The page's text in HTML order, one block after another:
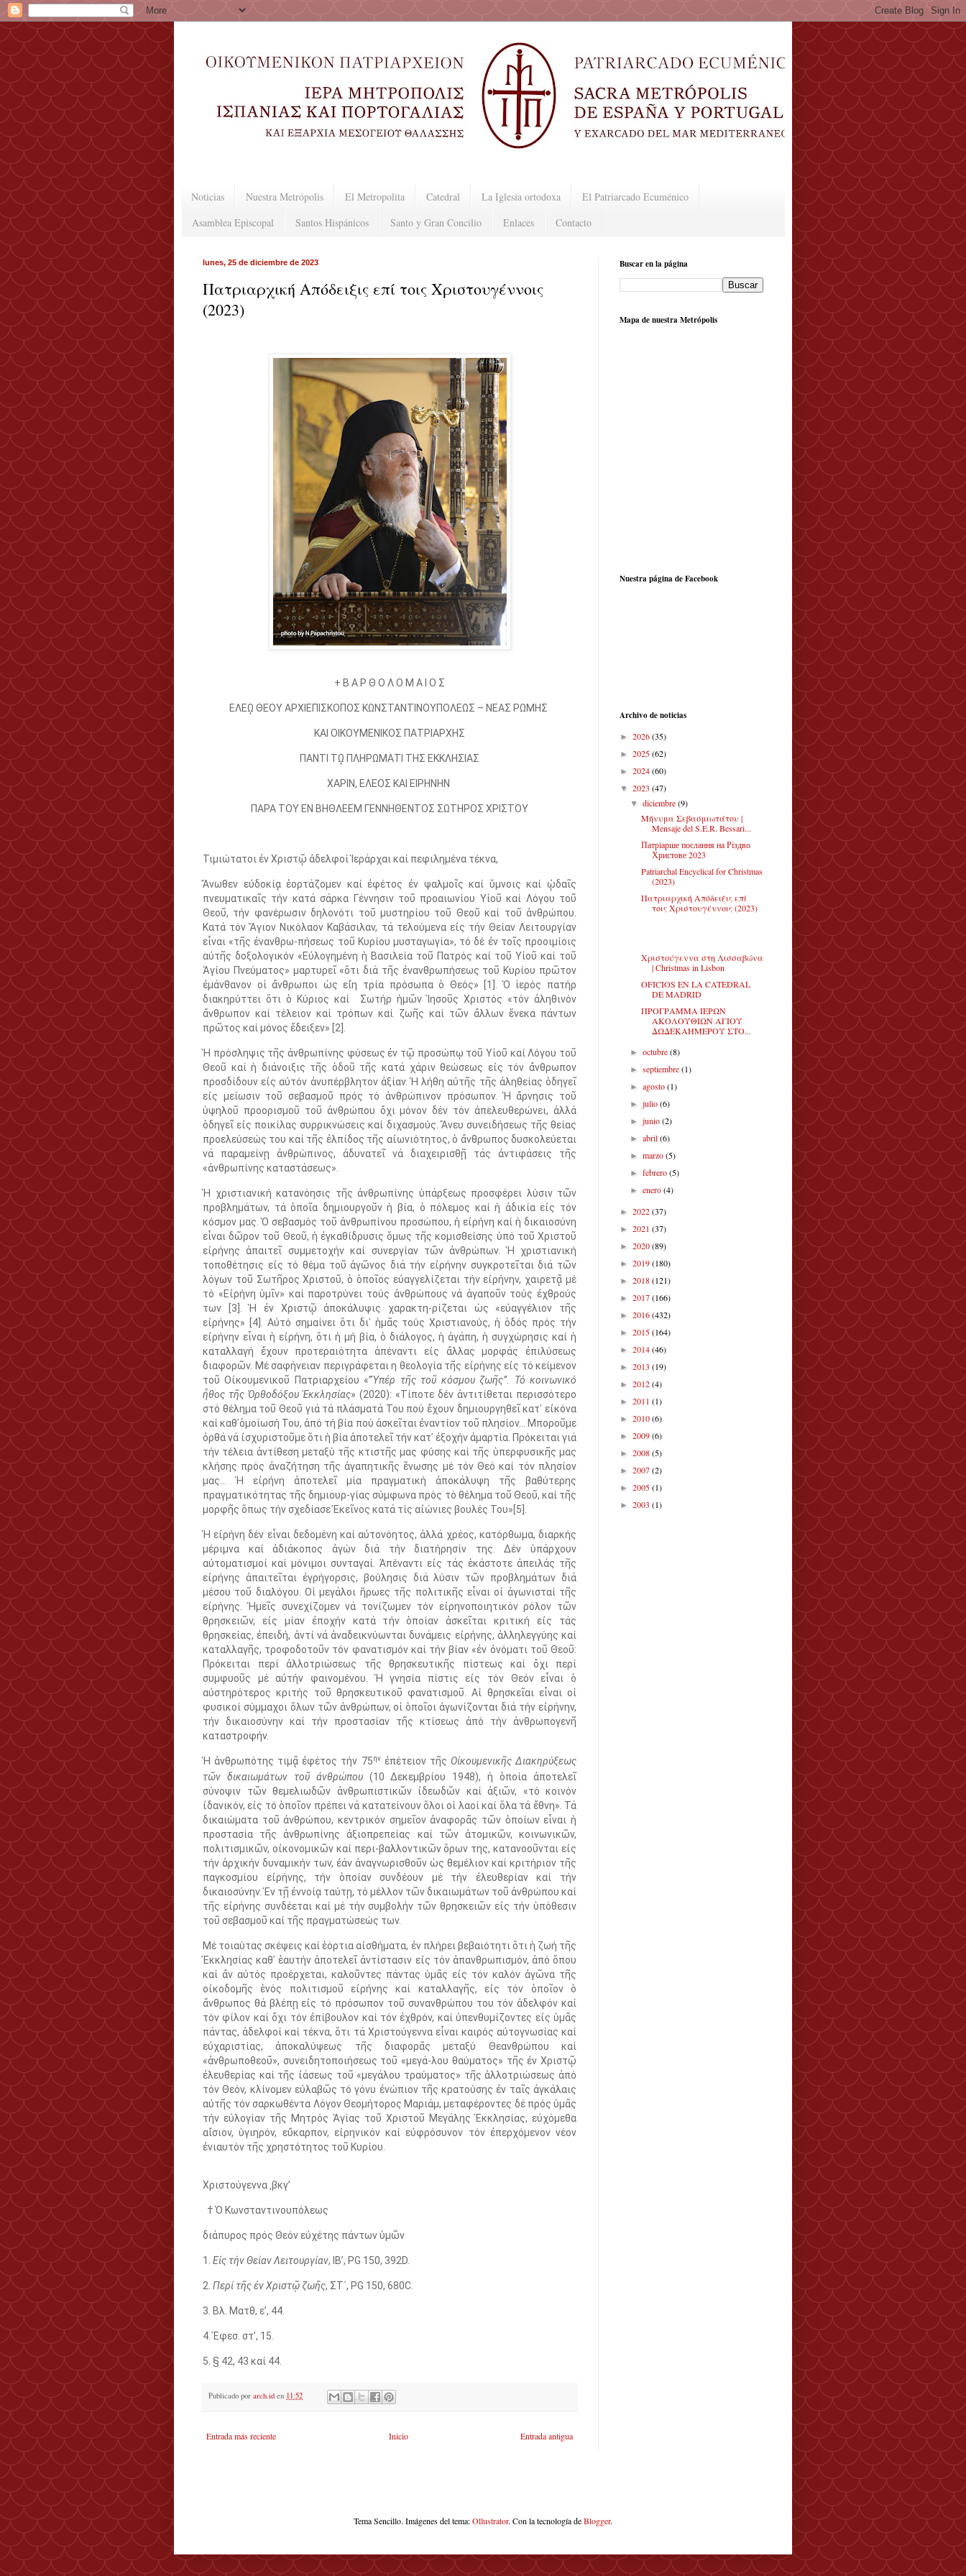
Noticias Nuestra Metrópolis El Metropolita Catedral La Iglesia ortodoxa
El Patriarcado Ecuménico
Asamblea Episcopal
Santos Hispánicos Santo y Gran Concilio Enlaces Contacto
lunes, 25 de diciembre de 2023
Πατριαρχική Απόδειξις επί τοις Χριστουγέννοις
(2023)
+ Β Α Ρ Θ Ο Λ Ο Μ Α Ι Ο Σ
ΕΛΕῼ ΘΕΟΥ ΑΡΧΙΕΠΙΣΚΟΠΟΣ ΚΩΝΣΤΑΝΤΙΝΟΥΠΟΛΕΩΣ – ΝΕΑΣ ΡΩΜΗΣ
ΚΑΙ ΟΙΚΟΥΜΕΝΙΚΟΣ ΠΑΤΡΙΑΡΧΗΣ
ΠΑΝΤΙ Τῼ ΠΛΗΡΩΜΑΤΙ ΤΗΣ ΕΚΚΛΗΣΙΑΣ
ΧΑΡΙΝ, ΕΛΕΟΣ ΚΑΙ ΕΙΡΗΝΗΝ
ΠΑΡΑ ΤΟΥ ΕΝ ΒΗΘΛΕΕΜ ΓΕΝΝΗΘΕΝΤΟΣ ΣΩΤΗΡΟΣ ΧΡΙΣΤΟΥ
Τιμιώτατοι ἐν Χριστῷ ἀδελφοί Ἱεράρχαι καί πεφιλημένα τέκνα,
Ἄνωθεν εὐδοκίᾳ ἑορτάζομεν καί ἐφέτος ἐν ψαλμοῖς καί ὕμνοις καί ᾠδαῖς
πνευματικαῖς τήν κατά σάρκα Γέννησιν τοῦ προαιωνίου Υἱοῦ καί Λόγου τοῦ
Θεοῦ, τήν φανέρωσιν δηλονότι τοῦ μυστηρίου τοῦ Θεοῦ καί τοῦ ἀνθρώπου.
Κατά τόν Ἅγιον Νικόλαον Καβάσιλαν, τά τελούμενα εἰς τήν Θείαν Λειτουργίαν
εἶναι «τῆς ἐνανθρω-πήσεως τοῦ Κυρίου μυσταγωγία», τό δέ ἐν τοῖς προοιμίοις
αὐτῆς δοξολογικόν «Εὐλογημένη ἡ Βασιλεία τοῦ Πατρός καί τοῦ Υἱοῦ καί τοῦ
Ἁγίου Πνεύματος» μαρτυρεῖ «ὅτι διά τῆς ἐνανθρωπήσεως τοῦ Κυρίου πρῶτον
ἐμάνθανον οἱ ἄνθρωποι ὡς εἴη τρία πρόσωπα ὁ Θεός» [1]. Ὁ ἱερός πατήρ
διακηρύττει ὅτι ὁ Κύριος καί
Σωτήρ ἡμῶν Ἰησοῦς Χριστός «τόν ἀληθινόν
ἄνθρωπον καί τέλειον καί τρόπων καί ζωῆς καί τῶν ἄλλων ἕνεκα πάντων
πρῶτος καί μόνος ἔδειξεν» [2].
Ἡ πρόσληψις τῆς ἀνθρωπίνης φύσεως ἐν τῷ προσώπῳ τοῦ Υἱοῦ καί Λόγου τοῦ
Θεοῦ καί ἡ διάνοιξις τῆς ὁδοῦ τῆς κατά χάριν θεώσεως εἰς τόν ἄνθρωπον
προσδίδουν εἰς αὐτόν ἀνυπέρβλητον ἀξίαν. Ἡ λήθη αὐτῆς τῆς ἀληθείας ὁδηγεῖ
εἰς μείωσιν τοῦ σεβασμοῦ πρός τό ἀνθρώπινον πρόσωπον. Ἡ ἄρνησις τοῦ
ὑψηλοῦ προορισμοῦ τοῦ ἀνθρώπου ὄχι μόνον δέν τόν ἀπελευθερώνει, ἀλλά
ὁδηγεῖ εἰς ποικίλας συρρικνώσεις καί διχασμούς. Ἄνευ συνειδήσεως τῆς θείας
προελεύσεώς του καί τῆς ἐλπίδος τῆς αἰωνιότητος, ὁ ἄνθρωπος δυσκολεύεται
νά παραμείνῃ ἀνθρώπινος, ἀδυνατεῖ νά διαχειρισθῇ τάς ἀντιφάσεις τῆς
«ἀνθρωπίνης καταστάσεως».
Ἡ χριστιανική κατανόησις τῆς ἀνθρωπίνης ὑπάρξεως προσφέρει λύσιν τῶν
προβλημάτων, τά ὁποῖα δημιουργοῦν ἡ βία, ὁ πόλεμος καί ἡ ἀδικία εἰς τόν
κόσμον μας. Ὁ σεβασμός τοῦ ἀνθρωπίνου προσώπου, ἡ εἰρήνη καί ἡ δικαιοσύνη
εἶναι δῶρον τοῦ Θεοῦ, ἡ ἐγκαθίδρυσις ὅμως τῆς κομισθείσης ὑπό τοῦ Χριστοῦ
εἰρήνης ἀπαιτεῖ συμμετοχήν καί συνεργίαν τῶν ἀνθρώπων. Ἡ χριστιανική
τοποθέτησις εἰς τό θέμα τοῦ ἀγῶνος διά τήν εἰρήνην συγκροτεῖται διά τῶν
λόγων τοῦ Σωτῆρος Χριστοῦ, ὁ ὁποῖος εὐαγγελίζεται τήν εἰρήνην, χαιρετᾷ μέ
τό «Εἰρήνη ὑμῖν» καί παροτρύνει τούς ἀνθρώπους νά ἀγαποῦν τούς ἐχθρούς
των [3]. Ἡ ἐν Χριστῷ ἀποκάλυψις χαρακτη-ρίζεται ὡς «εὐαγγέλιον τῆς
εἰρήνης» [4]. Αὐτό σημαίνει ὅτι δι᾿ ἡμᾶς τούς Χριστιανούς, ἡ ὁδός πρός τήν
εἰρήνην εἶναι ἡ εἰρήνη, ὅτι ἡ μή βία, ὁ διάλογος, ἡ ἀγάπη, ἡ συγχώρησις καί ἡ
καταλλαγή ἔχουν προτεραιότητα ἀπέναντι εἰς ἄλλας μορφάς ἐπιλύσεως
διαφορῶν. Μέ σαφήνειαν περιγράφεται η θεολογία τῆς εἰρήνης εἰς τό κείμενον
τοῦ Οἰκουμενικοῦ Πατριαρχείου «”Ὑπέρ τῆς τοῦ κόσμου ζωῆς”. Τό κοινωνικό
ἦθος τῆς Ὀρθοδόξου Ἐκκλησίας» (2020): «Τίποτε δέν ἀντιτίθεται περισσότερο
στό θέλημα τοῦ Θεοῦ γιά τά πλάσματά Του πού ἔχουν δημιουργηθεῖ κατ᾿ εἰκόνα
καί καθ᾽ὁμοίωσή Του, ἀπό τή βία πού ἀσκεῖται ἐναντίον τοῦ πλησίον… Μποροῦμε
ὀρθά νά ἰσχυριστοῦμε ὅτι ἡ βία ἀποτελεῖ τήν κατ᾿ ἐξοχήν ἁμαρτία. Πρόκειται γιά
τήν τέλεια ἀντίθεση μεταξύ τῆς κτιστῆς μας φύσης καί τῆς ὑπερφυσικῆς μας
κλήσης πρός ἀναζήτηση τῆς ἀγαπητικῆς ἕνωσης μέ τόν Θεό καί τόν πλησίον
μας… Ἡ εἰρήνη ἀποτελεῖ μία πραγματική ἀποκάλυψη τῆς βαθύτερης
πραγματικότητας τῆς δημιουρ-γίας σύμφωνα πρός τό θέλημα τοῦ Θεοῦ, καί τῆς
μορφῆς ὅπως τήν σχεδίασε Ἐκεῖνος κατά τίς αἰώνιες βουλές Του»[5].
Ἡ εἰρήνη δέν εἶναι δεδομένη καί αὐτονόητος, ἀλλά χρέος, κατόρθωμα, διαρκής
μέριμνα καί ἀδιάκοπος ἀγών διά τήν διατήρησίν της. Δέν ὑπάρχουν
αὐτοματισμοί καί μόνιμοι συνταγαί. Ἀπέναντι εἰς τάς ἑκάστοτε ἀπειλάς τῆς
εἰρήνης ἀπαιτεῖται ἐγρήγορσις, βούλησις διά λύσιν τῶν προβλημάτων διά
μέσου τοῦ διαλόγου. Οἱ μεγάλοι ἥρωες τῆς πολιτικῆς εἶναι οἱ ἀγωνισταί τῆς
εἰρήνης. Ἡμεῖς συνεχίζομεν νά τονίζωμεν τόν εἰρηνοποιητικόν ρόλον τῶν
θρησκειῶν, εἰς μίαν ἐποχήν κατά τήν ὁποίαν ἀσκεῖται κριτική εἰς τάς
θρησκείας, ἐπειδή, ἀντί νά ἀναδεικνύωνται δυνάμεις εἰρἠνης, ἀλληλεγγύης καί
καταλλαγῆς, τροφοδοτοῦν τόν φανατισμόν καί τήν βίαν «ἐν ὀνόματι τοῦ Θεοῦ:
Πρόκειται περί ἀλλοτριώσεως τῆς θρησκευτικῆς πίστεως καί ὄχι περί
συμφυοῦς μέ αὐτήν φαινομένου. Ἡ γνησία πίστις εἰς τόν Θεόν εἶναι ὁ
αὐστηρότερος κριτής τοῦ θρησκευτικοῦ φανατισμοῦ. Αἱ θρησκεῖαι εἶναι οἱ
φυσικοί σύμμαχοι ὅλων τῶν ἀνθρώπων, οἱ ὁποῖοι ἀγωνίζονται διά τήν εἰρήνην,
τήν δικαιοσύνην καί τήν προστασίαν τῆς κτίσεως ἀπό τήν ἀνθρωπογενῆ
καταστροφήν.
Ἡ ἀνθρωπότης τιμᾷ ἐφέτος τήν 75ηνἐπέτειον τῆς Οἰκουμενικῆς Διακηρύξεως
τῶν δικαιωμάτων τοῦ ἀνθρώπου(10 Δεκεμβρίου 1948), ἡ ὁποία ἀποτελεῖ
σύνοψιν τῶν θεμελιωδῶν ἀνθρωπιστικῶν ἰδεωδῶν καί ἀξιῶν, «τό κοινόν
ἰδανικόν, εἰς τό ὁποῖον πρέπει νά κατατείνουν ὅλοι οἱ λαοί καί ὅλα τά ἔθνη». Τά
δικαιώματα τοῦ ἀνθρώπου, κεντρικόν σημεῖον ἀναφορᾶς τῶν ὁποίων εἶναι ἡ
προστασία τῆς ἀνθρωπίνης ἀξιοπρεπείας καί τῶν ἀτομικῶν, κοινωνικῶν,
πολιτισμικῶν, οἰκονομικῶν καί περι-βαλλοντικῶν ὅρων της, κατανοοῦνται εἰς
τήν ἀρχικήν δυναμικήν των, ἐάν ἀναγνωρισθοῦν ὡς θεμέλιον καί κριτήριον τῆς
παγκοσμίου εἰρήνης, τήν ὁποίαν συνδέουν μέ τήν ἐλευθερίαν καί τήν
δικαιοσύνην. Ἐν τῇ ἐννοίᾳ ταύτῃ, τό μέλλον τῶν δικαιωμάτων τοῦ ἀνθρώπου καί
τῆς εἰρήνης συνδέεται καί μέ τήν συμβολήν τῶν θρησκειῶν εἰς τήν ὑπόθεσιν
τοῦ σεβασμοῦ καί τῆς πραγματώσεώς των.
Μέ τοιαύτας σκέψεις καί ἑόρτια αἰσθήματα, ἐν πλήρει βεβαιότητι ὅτι ἡ ζωή τῆς
Ἐκκλησίας καθ᾿ ἑαυτήν ἀποτελεῖ ἀντίστασιν εἰς τόν ἀπανθρωπισμόν, ἀπό ὅπου
καί ἄν αὐτός προέρχεται, καλοῦντες πάντας ὑμᾶς εἰς τόν καλόν ἀγῶνα τῆς
οἰκοδομῆς ἑνός πολιτισμοῦ εἰρήνης καί καταλλαγῆς, εἰς τόν ὁποῖον ὁ
ἄνθρωπος θά βλέπῃ εἰς τό πρόσωπον τοῦ συνανθρώπου του τόν ἀδελφόν καί
τόν φίλον καί ὄχι τόν ἐπίβουλον καί τόν ἐχθρόν, καί ὑπενθυμίζοντες εἰς ὑμᾶς
πάντας, ἀδελφοί καί τέκνα, ὅτι τά Χριστούγεννα εἶναι καιρός αὐτογνωσίας καί
εὐχαριστίας, ἀποκαλύψεως τῆς διαφορᾶς μεταξύ Θεανθρώπου καί
«ἀνθρωποθεοῦ», συνειδητοποιήσεως τοῦ «μεγά-λου θαύματος» τῆς ἐν Χριστῷ
ἐλευθερίας καί τῆς ἰάσεως τοῦ «μεγάλου τραύματος» τῆς ἀλλοτριώσεως ἀπό
τόν Θεόν, κλίνομεν εὐλαβῶς τό γόνυ ἐνώπιον τῆς κρατούσης ἐν ταῖς ἀγκάλαις
αὐτῆς τόν σαρκωθέντα Λόγον Θεομήτορος Μαριάμ, μεταφέροντες δέ πρός ὑμᾶς
τήν εὐλογίαν τῆς Μητρός Ἁγίας τοῦ Χριστοῦ Μεγάλης Ἐκκλησίας, εὐχόμεθα
αἴσιον, ὑγιηρόν, εὔκαρπον, εἰρηνικόν καί εὐφρόσυνον τόν ἐπερχόμενον νέον
ἐνιαυτόν τῆς χρηστότητος τοῦ Κυρίου.
Χριστούγεννα ‚βκγ’
† Ὁ Κωνσταντινουπόλεως
διάπυρος πρός Θεόν εὐχέτης πάντων ὑμῶν
1. Εἰς τήν Θείαν Λειτουργίαν, ΙΒ’, PG 150, 392D.
2. Περί τῆς ἐν Χριστῷ ζωῆς, ΣΤ΄, PG 150, 680C.
3. Βλ. Ματθ, ε’, 44.
4. Ἐφεσ. στ’, 15.
5. § 42, 43 καί 44.
Publicado por arch.id en 11:52
Entrada más reciente Entrada antigua
Inicio
Buscar en la página
Mapa de nuestra Metrópolis
Nuestra página de Facebook
Archivo de noticias
► 2026(35)
► 2025(62)
► 2024(60)
▼ 2023 (47)
▼diciembre(9)
Μήνυμα Σεβασμιωτάτου |
Mensaje del S.E.R. Bessari...
Патріарше послання на Різдво
Христове 2023
Patriarchal Encyclical for Christmas
(2023)
Πατριαρχική Απόδειξις επί
τοις Χριστουγέννοις (2023)
Χριστούγεννα στη Λισσαβώνα
| Christmas in Lisbon
OFICIOS EN LA CATEDRAL
DE MADRID
ΠΡΟΓΡΑΜΜΑ ΙΕΡΩΝ
ΑΚΟΛΟΥΘΙΩΝ ΑΓΙΟΥ
ΔΩΔΕΚΑΗΜΕΡΟΥ ΣΤΟ...
►octubre(8)
►septiembre(1)
►agosto(1)
►julio(6)
►junio(2)
►abril(6)
►marzo(5)
►febrero(5)
►enero(4)
► 2022(37)
► 2021 (37)
► 2020(89)
► 2019(180)
► 2018(121)
► 2017(166)
► 2016(432)
► 2015(164)
► 2014(46)
► 2013 (19)
► 2012(4)
► 2011 (1)
► 2010(6)
► 2009(6)
► 2008(5)
► 2007(2)
► 2005(1)
► 2003 (1)
Tema Sencillo. Imágenes del tema:Ollustrator. Con la tecnología deBlogger.